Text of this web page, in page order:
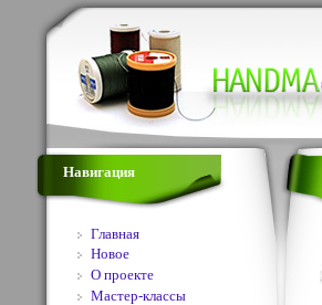
Навигация
Главная
Новое
О проекте
Мастер-классы